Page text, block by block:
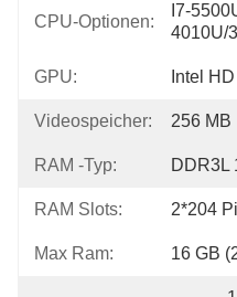
CPU-Optionen:
I7-
4010U/
GPU: Intel
Videospeicher: 256 MB
RAM -Typ: DDR3L
RAM Slots: 2*204
Max Ram: 16 GB